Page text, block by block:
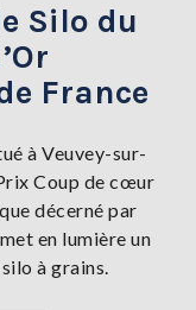
Silo du
France
à Veuvey-sur-
Coup de cœur
décerné par
en lumière un
à grains.